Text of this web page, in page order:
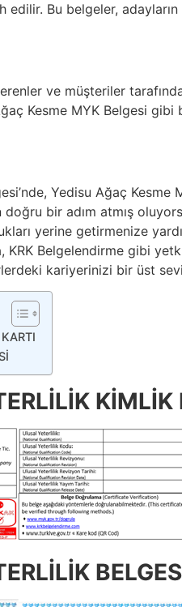
Bu belgeler,
ve müşteriler
Kesme MYK Belgesi
Yedisu Ağaç
bir adım atmış
yerine getirmenize
KRK Belgelendirme gibi
kariyerinizi bir üst
KİMLİK